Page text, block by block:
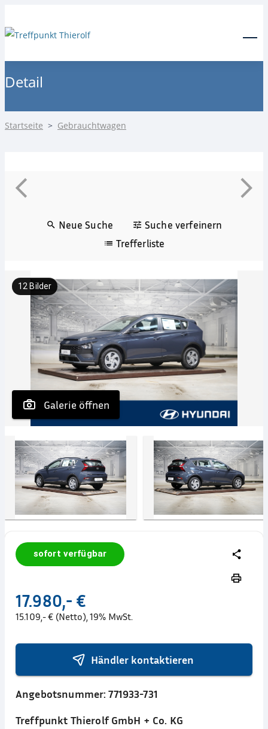
Detail
Startseite > Gebrauchtwagen
Neue Suche
Suche verfeinern
Trefferliste
Galerie öffnen
12 Bilder
sofort verfügbar
17.980,- €
15.109,- € (Netto), 19% MwSt.
Händler kontaktieren
Angebotsnummer:771933-731
Treffpunkt Thierolf GmbH + Co. KG